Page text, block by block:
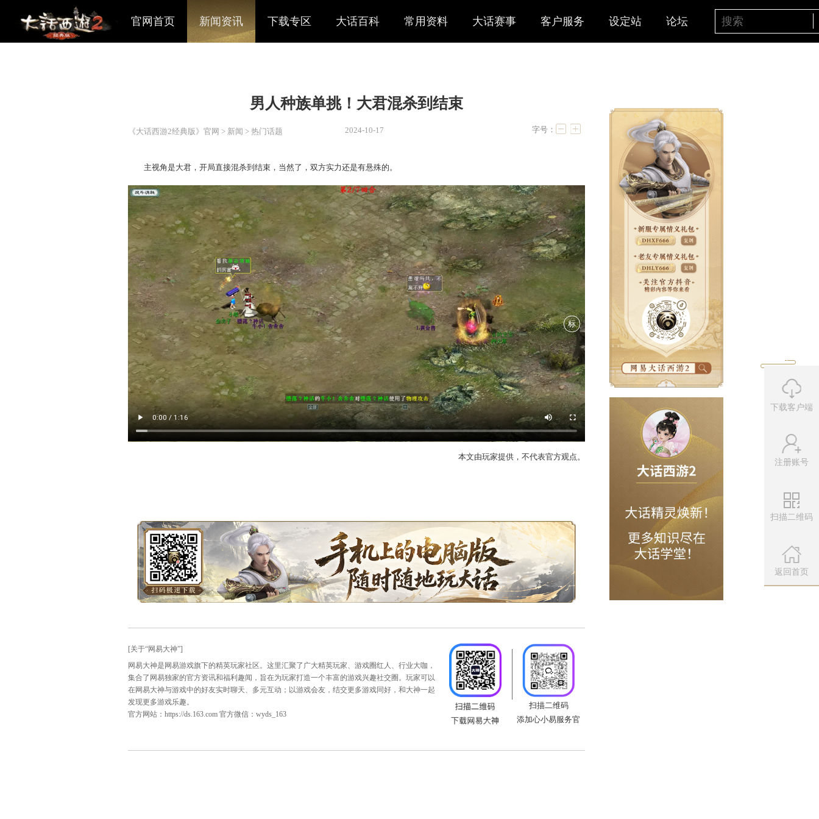
官网首页 新闻资讯 下载专区 大话百科 常用资料 大话赛事 客户服务 设定站 论坛
男人种族单挑！大君混杀到结束
字号：
主视角是大君，开局直接混杀到结束，当然了，双方实力还是有悬殊的。
标
本文由玩家提供，不代表官方观点。
下载客户端
注册账号
扫描二维码
微信公
扫描左侧二
返回首页